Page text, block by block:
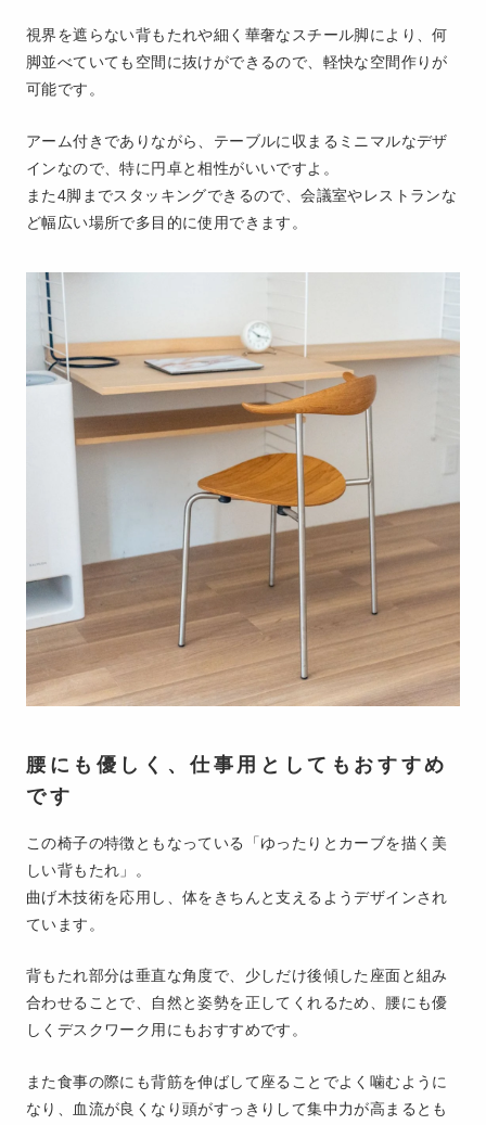
視界を遮らない背もたれや細く華奢なスチール脚により、何
脚並べていても空間に抜けができるので、軽快な空間作りが
可能です。
アーム付きでありながら、テーブルに収まるミニマルなデザ
インなので、特に円卓と相性がいいですよ。
また4脚までスタッキングできるので、会議室やレストランな
ど幅広い場所で多目的に使用できます。
腰にも優しく、仕事用としてもおすすめ
です
この椅子の特徴ともなっている「ゆったりとカーブを描く美
しい背もたれ」。
曲げ木技術を応用し、体をきちんと支えるようデザインされ
ています。
背もたれ部分は垂直な角度で、少しだけ後傾した座面と組み
合わせることで、自然と姿勢を正してくれるため、腰にも優
しくデスクワーク用にもおすすめです。
また食事の際にも背筋を伸ばして座ることでよく噛むように
なり、血流が良くなり頭がすっきりして集中力が高まるとも